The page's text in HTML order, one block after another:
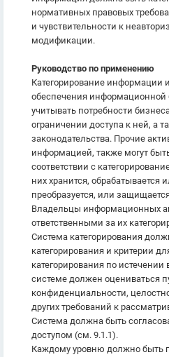
нормативных правовых
и чувствительности к
модификации.
Руководство по применению
Категорирование информации
обеспечения
учитывать потребности
ограничении доступа к ней, а
законодательства. Прочие
информацией, также могут
соответствии с
них хранится, обрабатывается
преобразуется, или
Владельцы информационных
ответственными за их
Система категорирования
категорирования и критерии
категорирования по
системе должен оцениваться
конфиденциальности,
других требований к
Система должна быть
доступом (см. 9.1.1).
Каждому уровню должно быть